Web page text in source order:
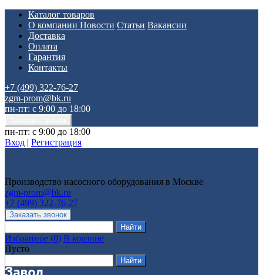
Каталог товаров
О компании Новости Статьи Вакансии
Доставка
Оплата
Гарантия
Контакты
+7 (499) 322-76-27
zgm-prom@bk.ru
пн-пт: с 9:00 до 18:00
пн-пт: с 9:00 до 18:00
Вход | Регистрация
Производство насосного оборудования в Москве
zgm-prom@bk.ru
+7 (499) 322-76-27
Избранное (0) В корзине
Пусто